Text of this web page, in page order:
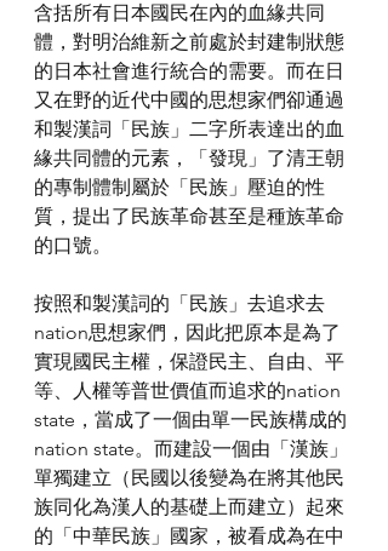
含括所有日本國民在內的血緣共同
體，對明治維新之前處於封建制狀態
的日本社會進行統合的需要。而在日
又在野的近代中國的思想家們卻通過
和製漢詞「民族」二字所表達出的血
緣共同體的元素，「發現」了清王朝
的專制體制屬於「民族」壓迫的性
質，提出了民族革命甚至是種族革命
的口號。
按照和製漢詞的「民族」去追求去
nation思想家們，因此把原本是為了
實現國民主權，保證民主、自由、平
等、人權等普世價值而追求的nation
state，當成了一個由單一民族構成的
nation state。而建設一個由「漢族」
單獨建立（民國以後變為在將其他民
族同化為漢人的基礎上而建立）起來
的「中華民族」國家，被看成為在中